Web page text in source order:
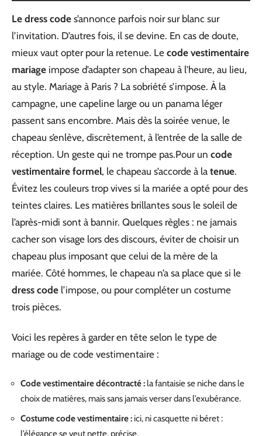
Le dress code s’annonce parfois noir sur blanc sur
l’invitation. D’autres fois, il se devine. En cas de doute,
mieux vaut opter pour la retenue. Le code vestimentaire
mariage impose d’adapter son chapeau à l’heure, au lieu,
au style. Mariage à Paris ? La sobriété s’impose. À la
campagne, une capeline large ou un panama léger
passent sans encombre. Mais dès la soirée venue, le
chapeau s’enlève, discrètement, à l’entrée de la salle de
réception. Un geste qui ne trompe pas.Pour un code
vestimentaire formel, le chapeau s’accorde à la tenue.
Évitez les couleurs trop vives si la mariée a opté pour des
teintes claires. Les matières brillantes sous le soleil de
l’après-midi sont à bannir. Quelques règles : ne jamais
cacher son visage lors des discours, éviter de choisir un
chapeau plus imposant que celui de la mère de la
mariée. Côté hommes, le chapeau n’a sa place que si le
dress code l’impose, ou pour compléter un costume
trois pièces.
Voici les repères à garder en tête selon le type de
mariage ou de code vestimentaire :
Code vestimentaire décontracté : la fantaisie se niche dans le
choix de matières, mais sans jamais verser dans l’exubérance.
Costume code vestimentaire : ici, ni casquette ni béret :
l’élégance se veut nette, précise.